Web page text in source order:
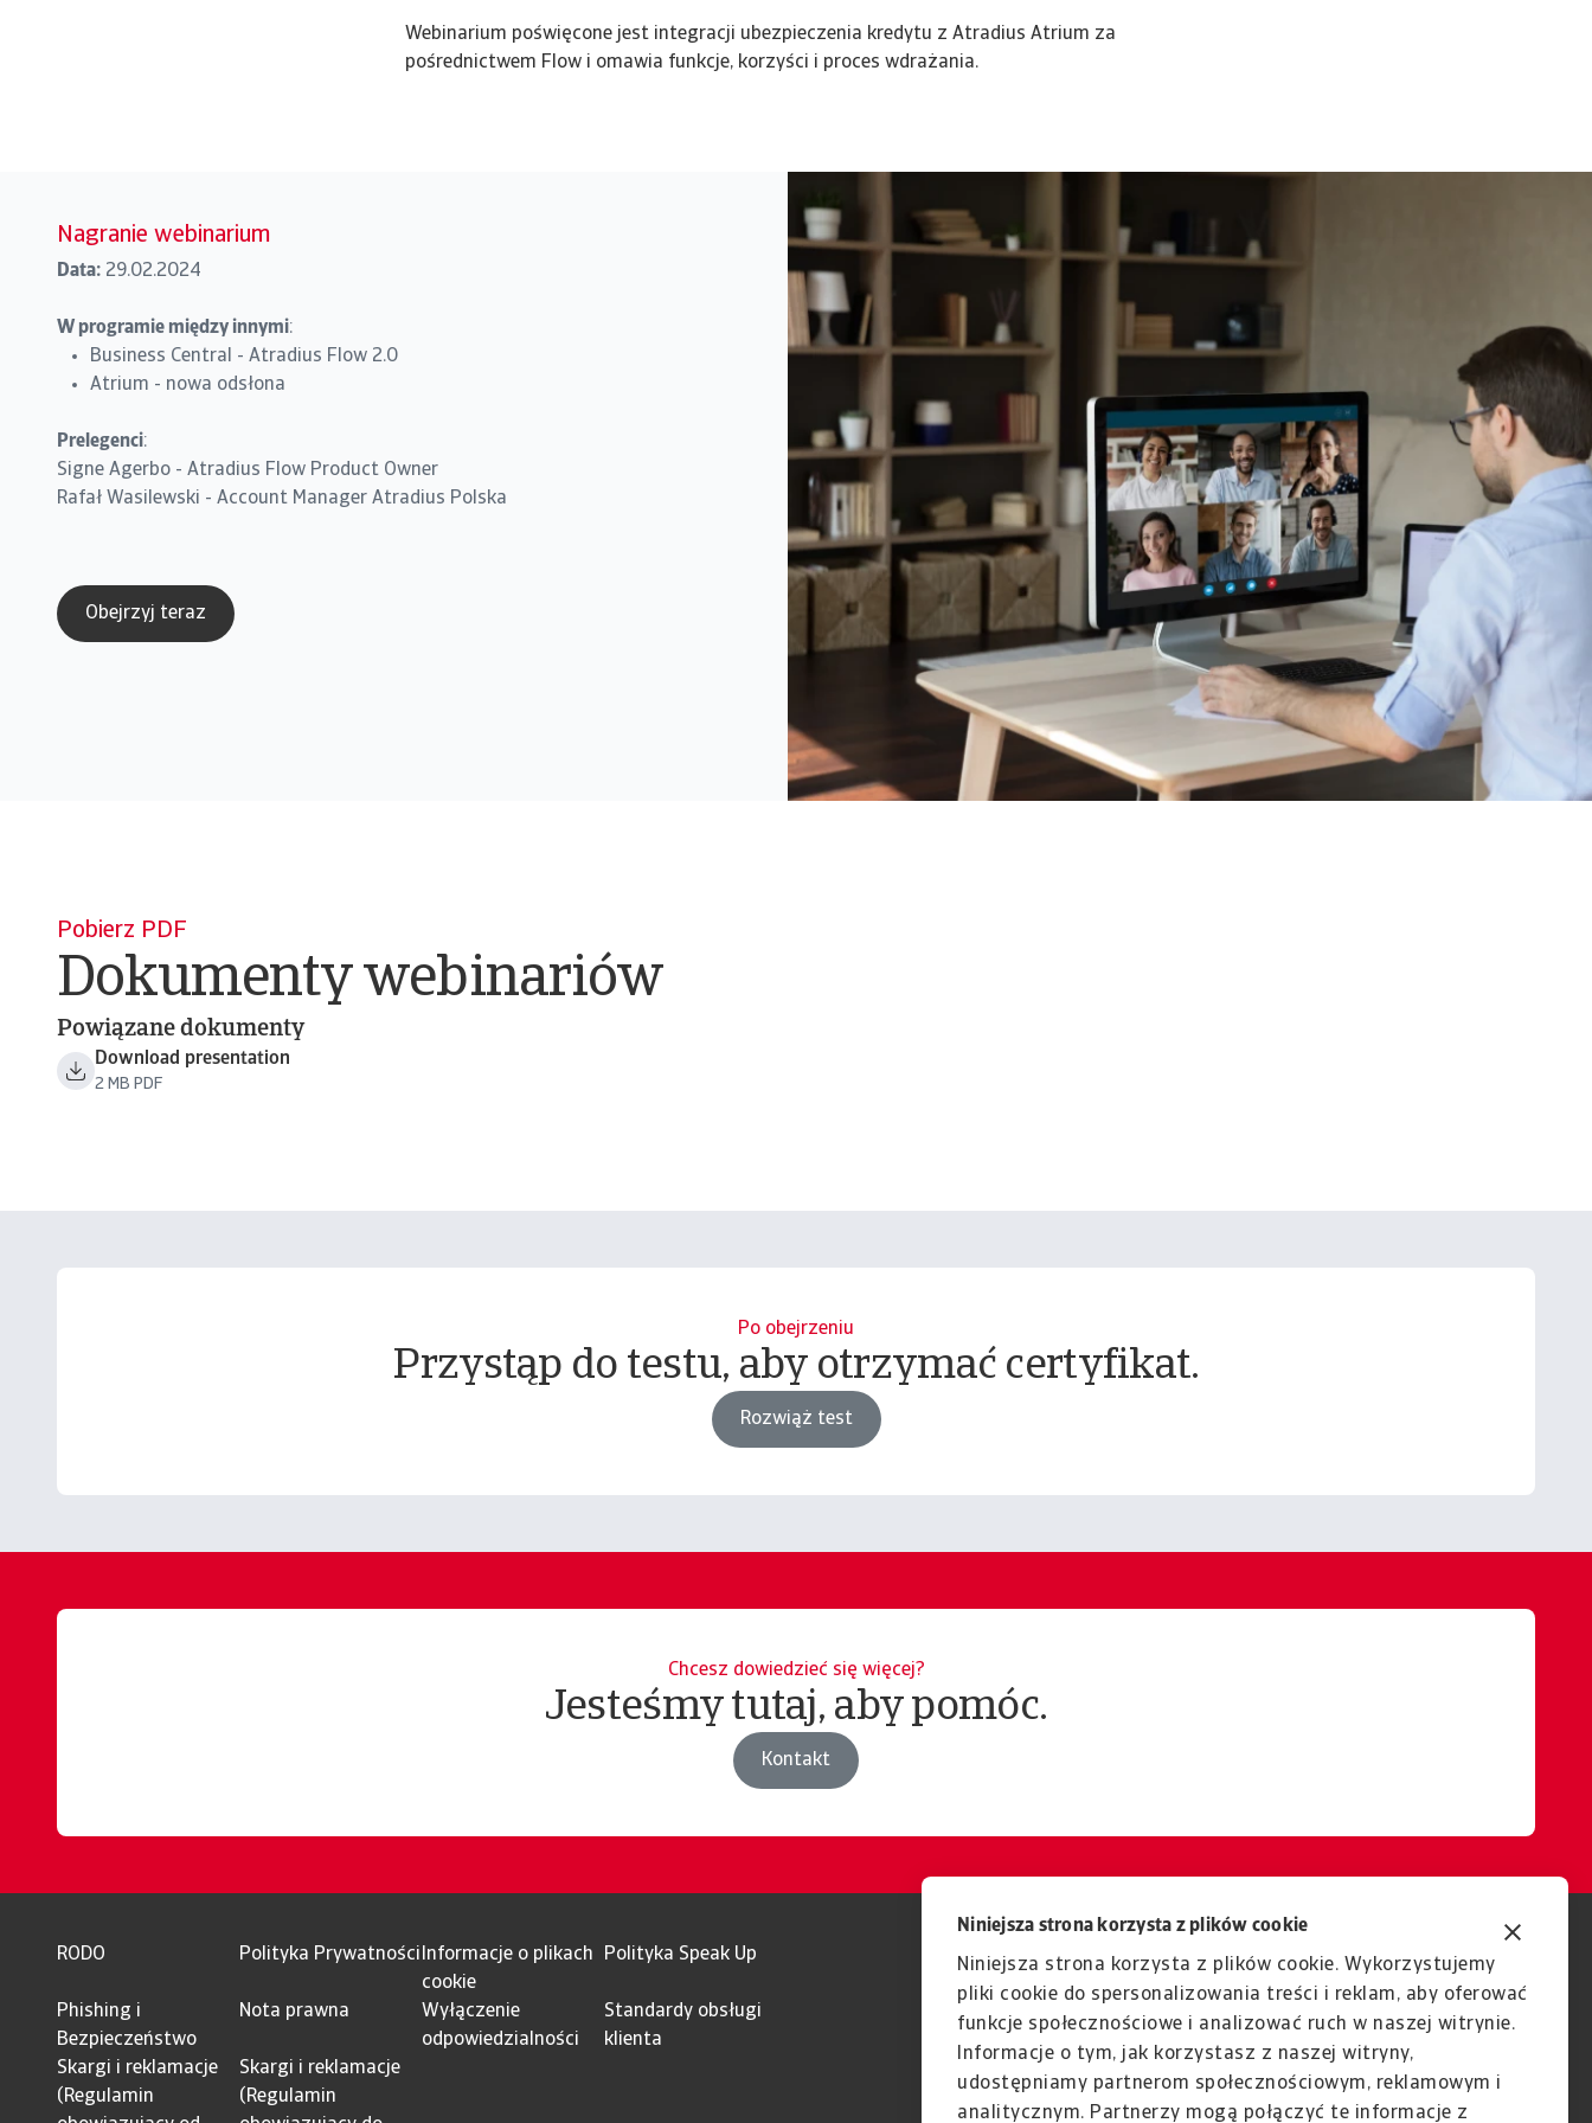
Niniejsza strona korzysta z plików cookie
Niniejsza strona korzysta z plików cookie. Wykorzystujemy
pliki cookie do spersonalizowania treści i reklam, aby oferować
funkcje społecznościowe i analizować ruch w naszej witrynie.
Informacje o tym, jak korzystasz z naszej witryny,
udostępniamy partnerom społecznościowym, reklamowym i
analitycznym. Partnerzy mogą połączyć te informacje z
Webinarium poświęcone jest integracji ubezpieczenia kredytu z Atradius Atrium za
pośrednictwem Flow i omawia funkcje, korzyści i proces wdrażania.
Nagranie webinarium
Data: 29.02.2024
W programie między innymi:
Business Central - Atradius Flow 2.0
Atrium - nowa odsłona
Prelegenci:
Signe Agerbo - Atradius Flow Product Owner
Rafał Wasilewski - Account Manager Atradius Polska
Obejrzyj teraz
Pobierz PDF
Dokumenty webinariów
Powiązane dokumenty
Download presentation
2 MB PDF
Po obejrzeniu
Przystąp do testu, aby otrzymać certyfikat.
Rozwiąż test
Chcesz dowiedzieć się więcej?
Jesteśmy tutaj, aby pomóc.
Kontakt
RODO Polityka Prywatności Informacje o plikach
cookie
Polityka Speak Up
Phishing i
Bezpieczeństwo
Nota prawna
Wyłączenie
odpowiedzialności
Standardy obsługi
klienta
Skargi i reklamacje
(Regulamin
Skargi i reklamacje
(Regulamin